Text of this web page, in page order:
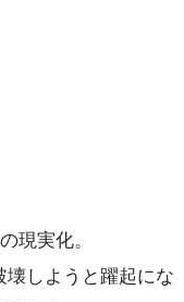
現実化。
しようと躍起にな